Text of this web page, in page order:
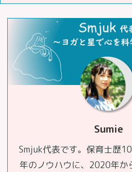
Sumie
Smjuk代表です。保育士歴
年のノウハウに、2020年か